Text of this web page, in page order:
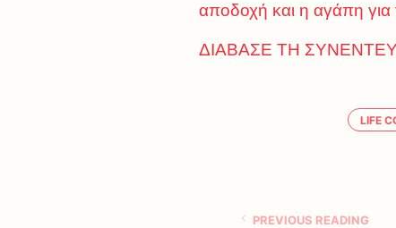
αποδοχή και η αγάπη για
ΔΙΑΒΑΣΕ ΤΗ
LIFE
PREVIOUS READING